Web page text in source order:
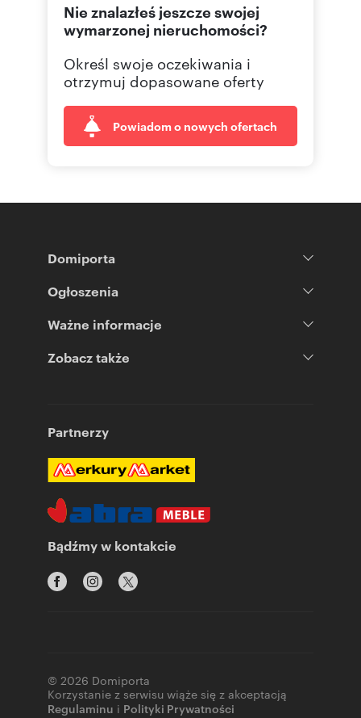
Nie znalazłeś jeszcze swojej
wymarzonej nieruchomości?
Określ swoje oczekiwania i
otrzymuj dopasowane oferty
Powiadom o nowych ofertach
Domiporta
Ogłoszenia
Ważne informacje
Zobacz także
Partnerzy
Bądźmy w kontakcie
© 2026 Domiporta
Korzystanie z serwisu wiąże się z akceptacją
Regulaminu i Polityki Prywatności